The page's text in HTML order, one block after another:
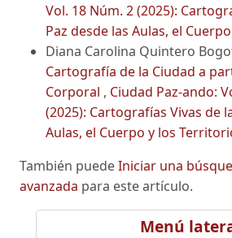
Vol. 18 Núm. 2 (2025):
Paz desde las Aulas, el
Diana Carolina Quintero
Cartografía de la Ciudad a
Corporal , Ciudad Paz-ando:
(2025): Cartografías Vivas de
Aulas, el Cuerpo y los
También puedeIniciar una
avanzada para este artículo.
Menú